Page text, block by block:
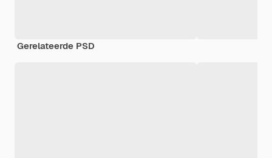
Gerelateerde PSD